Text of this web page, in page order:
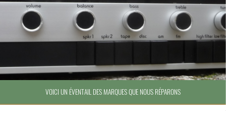
VOICI UN ÉVENTAIL DES MARQUES QUE NOUS RÉPARONS